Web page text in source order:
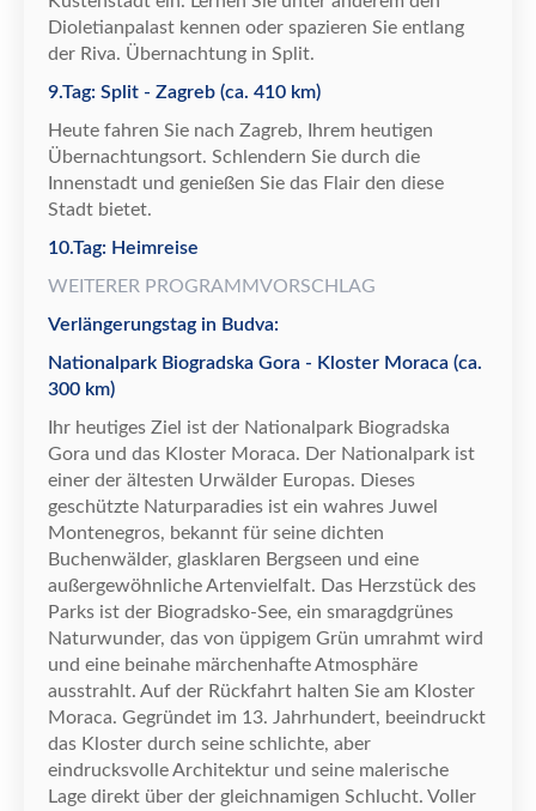
Dioletianpalast kennen oder spazieren Sie entlang
der Riva. Übernachtung in Split.
9.Tag: Split - Zagreb (ca. 410 km)
Heute fahren Sie nach Zagreb, Ihrem heutigen
Übernachtungsort. Schlendern Sie durch die
Innenstadt und genießen Sie das Flair den diese
Stadt bietet.
10.Tag: Heimreise
WEITERER PROGRAMMVORSCHLAG
Verlängerungstag in Budva:
Nationalpark Biogradska Gora - Kloster Moraca (ca.
300 km)
Ihr heutiges Ziel ist der Nationalpark Biogradska
Gora und das Kloster Moraca. Der Nationalpark ist
einer der ä ltesten Urwä lder Europas. Dieses
geschützte Naturparadies ist ein wahres Juwel
Montenegros, bekannt für seine dichten
Buchenwä lder, glasklaren Bergseen und eine
außergewöhnliche Artenvielfalt. Das Herzstück des
Parks ist der Biogradsko-See, ein smaragdgrünes
Naturwunder, das von üppigem Grün umrahmt wird
und eine beinahe märchenhafte Atmosphäre
ausstrahlt. Auf der Rückfahrt halten Sie am Kloster
Moraca. Gegründet im 13. Jahrhundert, beeindruckt
das Kloster durch seine schlichte, aber
eindrucksvolle Architektur und seine malerische
Lage direkt über der gleichnamigen Schlucht. Voller